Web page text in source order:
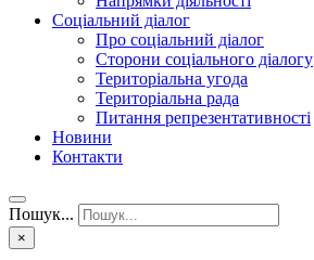
Соціальний діалог
Про соціальний діалог
Сторони соціального діалогу
Територіальна угода
Територіальна рада
Питання репрезентативності
Новини
Контакти
Пошук...
×